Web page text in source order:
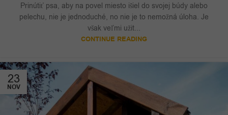
Prinútiť psa, aby na povel miesto išiel do svojej búdy alebo
pelechu, nie je jednoduché, no nie je to nemožná úloha. Je
však veľmi užit...
CONTINUE READING
23
NOV